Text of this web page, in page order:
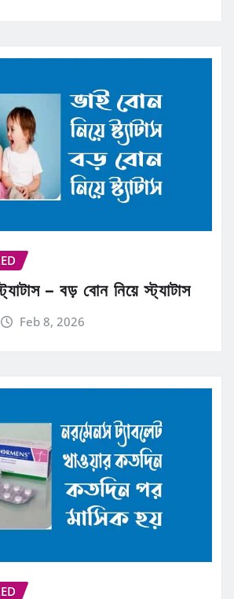
– বড় বোন নিয়ে স্ট্যাটাস
Feb 8, 2026